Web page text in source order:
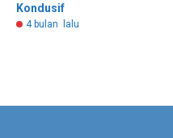
Kondusif
4 bulan lalu